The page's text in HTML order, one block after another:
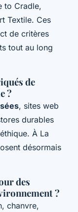
to Cradle,
Textile. Ces
de critères
tout au long
de
?
, sites web
durables
À La
désormais
des
?
chanvre,